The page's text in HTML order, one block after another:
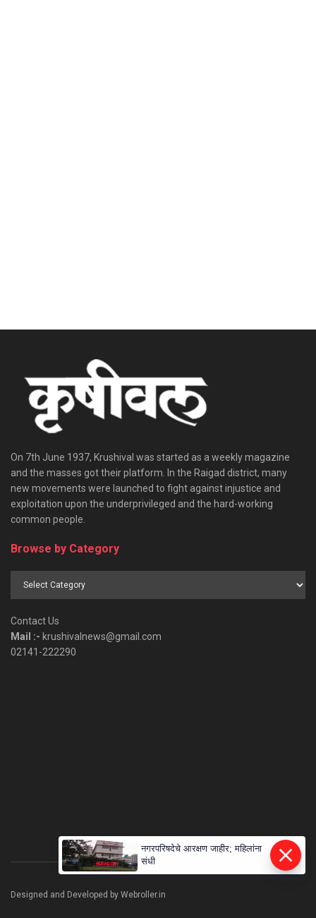
On 7th June 1937, Krushival was started as a weekly magazine
and the masses got their platform. In the Raigad district, many
new movements were launched to fight against injustice and
exploitation upon the underprivileged and the hard-working
common people.
Browse by Category
Contact Us
Mail :- krushivalnews@gmail.com
02141-222290
Designed and Developed by Webroller.in
नगरपरिषदेचे आरक्षण जाहीर; महिलांना
संधी